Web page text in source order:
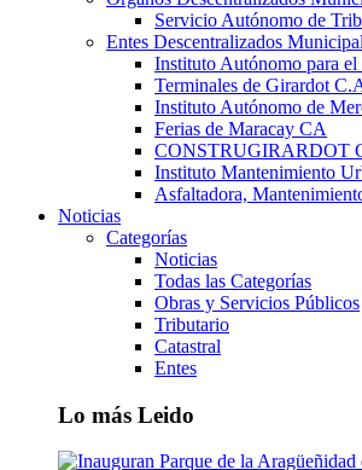
Servicio Autónomo de
Entes Descentralizados
Instituto Autónomo para
Terminales de Girardot
Instituto Autónomo de
Ferias de Maracay CA
CONSTRUGIRARDOT
Instituto Mantenimiento
Asfaltadora,
Noticias
Categorías
Noticias
Todas las Categorías
Obras y Servicios Públicos
Tributario
Catastral
Entes
Lo más Leido